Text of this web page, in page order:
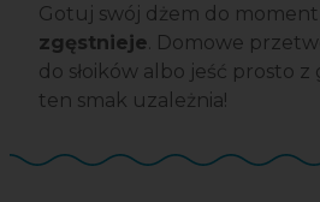
Gotuj swój dżem do
zgęstnieje . Domowe
do słoików albo jeść prosto z
ten smak uzależnia!